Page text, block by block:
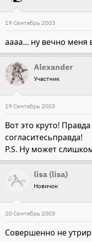
19 Сентябрь 2003
аааа... ну вечно меня
Alexander
Участник
19 Сентябрь 2003
Вот это круто!
согласитесьправда!
P.S. Ну может
lisa (lisa)
Новичок
20 Сентябрь 2003
Совершенно не